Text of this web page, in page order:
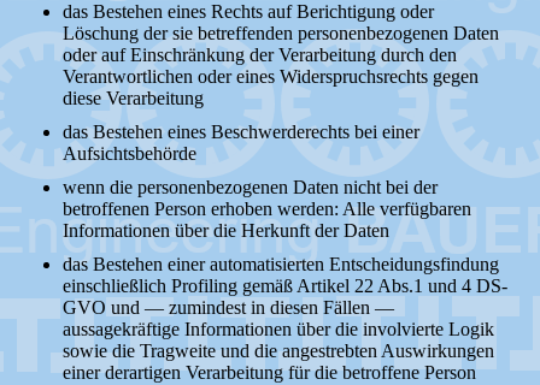
das Bestehen eines Rechts auf Berichtigung oder
Löschung der sie betreffenden personenbezogenen Daten
oder auf Einschränkung der Verarbeitung durch den
Verantwortlichen oder eines Widerspruchsrechts gegen
diese Verarbeitung
das Bestehen eines Beschwerderechts bei einer
Aufsichtsbehörde
wenn die personenbezogenen Daten nicht bei der
betroffenen Person erhoben werden: Alle verfügbaren
Informationen über die Herkunft der Daten
das Bestehen einer automatisierten Entscheidungsfindung
einschließlich Profiling gemäß Artikel 22 Abs.1 und 4 DS-
GVO und — zumindest in diesen Fällen —
aussagekräftige Informationen über die involvierte Logik
sowie die Tragweite und die angestrebten Auswirkungen
einer derartigen Verarbeitung für die betroffene Person